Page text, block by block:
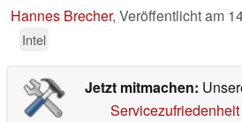
Hannes Brecher, Veröffentlicht am
Intel
Jetzt mitmachen:
Servicezufriedenheit